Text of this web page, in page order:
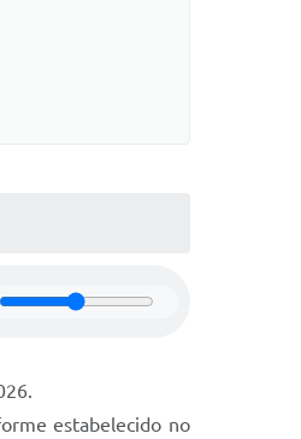
estabelecido no